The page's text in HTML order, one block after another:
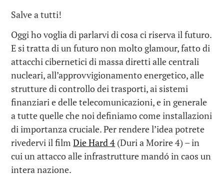
Salve a tutti!
Oggi ho voglia di parlarvi di cosa ci riserva il futuro.
E si tratta di un futuro non molto glamour, fatto di
attacchi cibernetici di massa diretti alle centrali
nucleari, all’approvvigionamento energetico, alle
strutture di controllo dei trasporti, ai sistemi
finanziari e delle telecomunicazioni, e in generale
a tutte quelle che noi definiamo come installazioni
di importanza cruciale. Per rendere l’idea potrete
rivedervi il filmDie Hard 4 (Duri a Morire 4) – in
cui un attacco alle infrastrutture mandó in caos un
intera nazione.